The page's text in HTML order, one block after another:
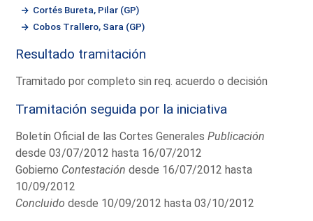
Cortés Bureta, Pilar (GP)
Cobos Trallero, Sara (GP)
Resultado tramitación
Tramitado por completo sin req. acuerdo o decisión
Tramitación seguida por la iniciativa
Boletín Oficial de las Cortes GeneralesPublicación
desde 03/07/2012 hasta 16/07/2012
Gobierno Contestación desde 16/07/2012 hasta
10/09/2012
Concluido desde 10/09/2012 hasta 03/10/2012